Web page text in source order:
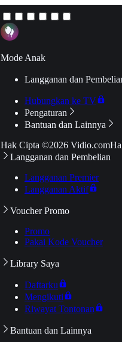
Mode Anak
Langganan dan
Hubungkan ke TV
Pengaturan
Bantuan dan Lainnya
Hak Cipta ©2026 Vidio.com
Langganan dan Pembelian
Langganan Premier
Langganan Aktif
Voucher Promo
Promo
Pakai Kode Voucher
Library Saya
Daftarku
Mengikuti
Riwayat Tontonan
Bantuan dan Lainnya